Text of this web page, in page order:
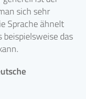
sich sehr
Sprache ähnelt
das